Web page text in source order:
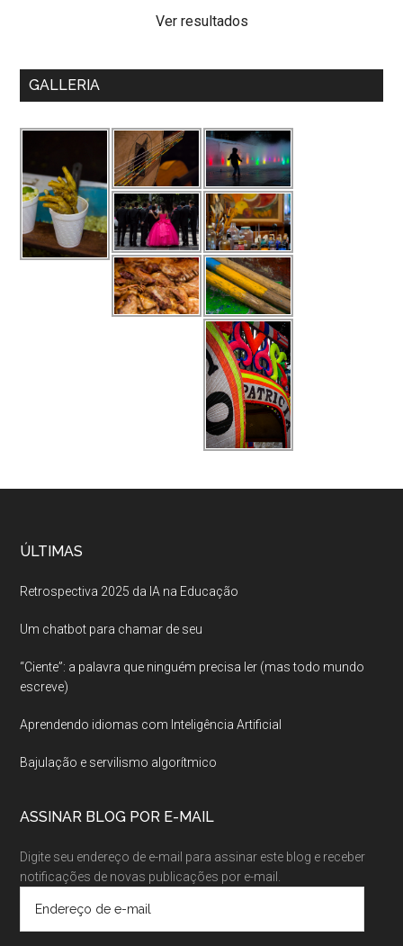
Ver resultados
GALLERIA
ÚLTIMAS
Retrospectiva 2025 da IA na Educação
Um chatbot para chamar de seu
“Ciente”: a palavra que ninguém precisa ler (mas todo mundo
escreve)
Aprendendo idiomas com Inteligência Artificial
Bajulação e servilismo algorítmico
ASSINAR BLOG POR E-MAIL
Digite seu endereço de e-mail para assinar este blog e receber
notificações de novas publicações por e-mail.
e-